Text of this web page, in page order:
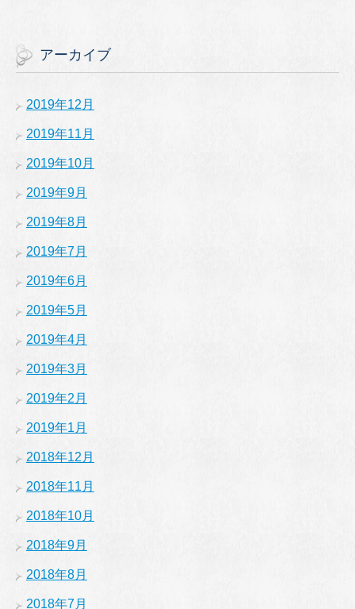
アーカイブ
2019年12月
2019年11月
2019年10月
2019年9月
2019年8月
2019年7月
2019年6月
2019年5月
2019年4月
2019年3月
2019年2月
2019年1月
2018年12月
2018年11月
2018年10月
2018年9月
2018年8月
2018年7月